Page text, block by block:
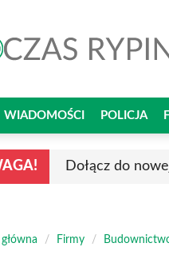
WIADOMOŚCI POLICJA
Dołącz do
/ Firmy /